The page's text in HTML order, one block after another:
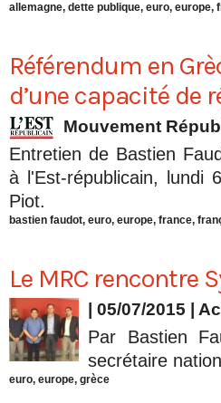
allemagne, dette publique, euro, europe,
Référendum en
d’une capacité de
Mouvement
Entretien de Bastien
à l'Est-républicain, lundi
Piot.
bastien faudot, euro, europe, france,
Le MRC rencontre
| 05/07/2015
Par Bastien
secrétaire
euro, europe, grèce